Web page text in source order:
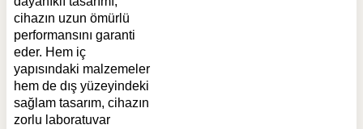
cihazın uzun ömürlü
performansını garanti
eder. Hem iç
yapısındaki malzemeler
hem de dış yüzeyindeki
sağlam tasarım, cihazın
zorlu laboratuvar